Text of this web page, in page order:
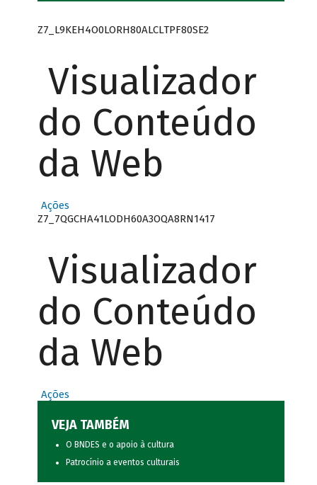
Z7_L9KEH4O0LORH80ALCLTPF80SE2
Visualizador
do Conteúdo
da Web
Ações
Z7_7QGCHA41LODH60A3OQA8RN1417
Visualizador
do Conteúdo
da Web
Ações
VEJA TAMBÉM
O BNDES e o apoio à cultura
Patrocínio a eventos culturais